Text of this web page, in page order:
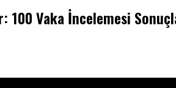
100 Vaka İncelemesi